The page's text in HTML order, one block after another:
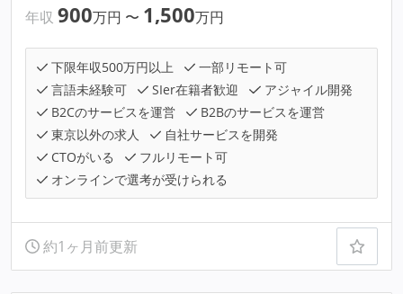
年収 900万円 〜 1,500万円
下限年収500万円以上
一部リモート可
言語未経験可
SIer在籍者歓迎
アジャイル開発
B2Cのサービスを運営
B2Bのサービスを運営
東京以外の求人
自社サービスを開発
CTOがいる
フルリモート可
オンラインで選考が受けられる
約1ヶ月前更新